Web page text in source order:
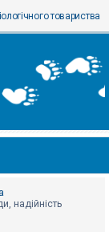
товариства
надійність